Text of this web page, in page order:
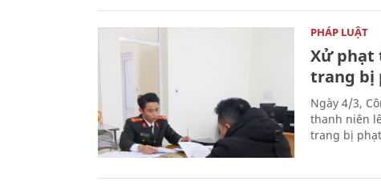
PHÁP LUẬT
Xử phạt
trang bị
Ngày 4/3,
thanh niên
trang bị